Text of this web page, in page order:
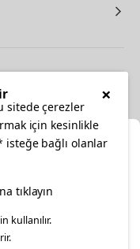
özel hizmet ve
×
sitede çerezler
için kesinlikle
isteğe bağlı olanlar
tıklayın
kullanılır.